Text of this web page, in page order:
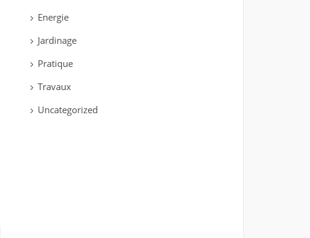
Energie
Jardinage
Pratique
Travaux
Uncategorized